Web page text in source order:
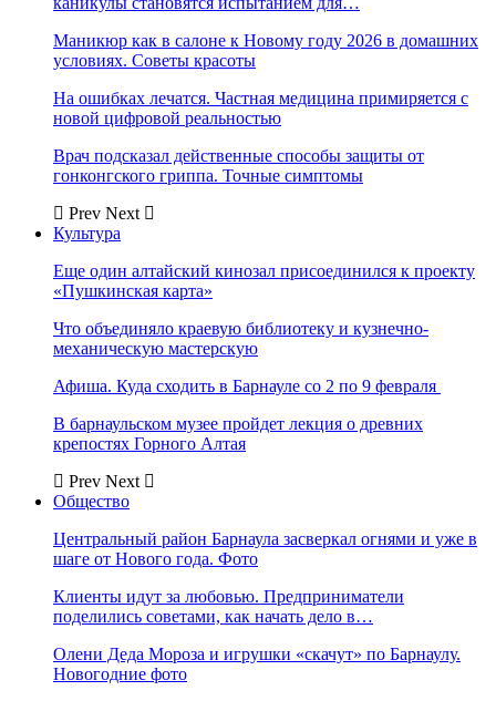
Маникюр как в салоне к Новому году 2026 в домашних
условиях. Советы красоты
На ошибках лечатся. Частная медицина примиряется с
новой цифровой реальностью
Врач подсказал действенные способы защиты от
гонконгского гриппа. Точные симптомы
Prev Next
Культура
Еще один алтайский кинозал присоединился к проекту
«Пушкинская карта»
Что объединяло краевую библиотеку и кузнечно-
механическую мастерскую
Афиша. Куда сходить в Барнауле со 2 по 9 февраля
В барнаульском музее пройдет лекция о древних
крепостях Горного Алтая
Prev Next
Общество
Центральный район Барнаула засверкал огнями и уже в
шаге от Нового года. Фото
Клиенты идут за любовью. Предприниматели
поделились советами, как начать дело в…
Олени Деда Мороза и игрушки «скачут» по Барнаулу.
Новогодние фото